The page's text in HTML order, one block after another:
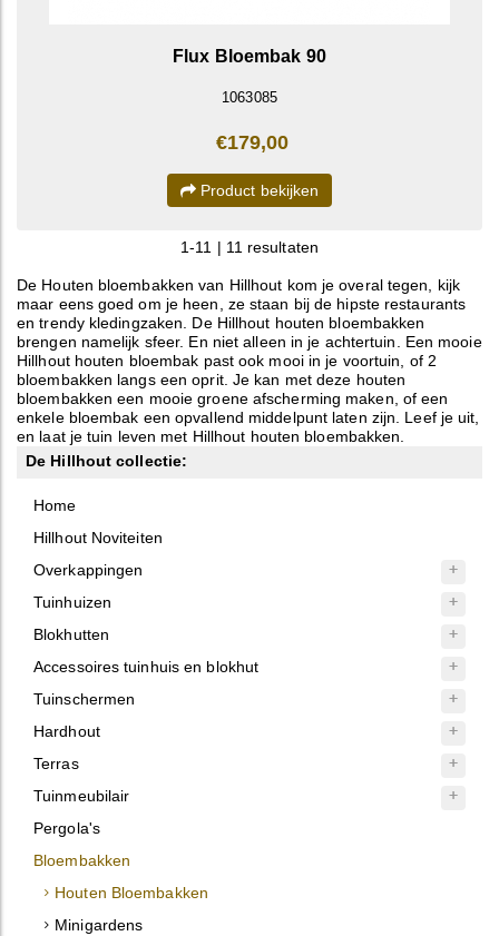
Flux Bloembak 90
1063085
€179,00
Product bekijken
1-11 | 11 resultaten
De Houten bloembakken van Hillhout kom je overal tegen, kijk
maar eens goed om je heen, ze staan bij de hipste restaurants
en trendy kledingzaken. De Hillhout houten bloembakken
brengen namelijk sfeer. En niet alleen in je achtertuin. Een mooie
Hillhout houten bloembak past ook mooi in je voortuin, of 2
bloembakken langs een oprit. Je kan met deze houten
bloembakken een mooie groene afscherming maken, of een
enkele bloembak een opvallend middelpunt laten zijn. Leef je uit,
en laat je tuin leven met Hillhout houten bloembakken.
De Hillhout collectie:
Home
Hillhout Noviteiten
Overkappingen
Tuinhuizen
Blokhutten
Accessoires tuinhuis en blokhut
Tuinschermen
Hardhout
Terras
Tuinmeubilair
Pergola's
Bloembakken
Houten Bloembakken
Minigardens